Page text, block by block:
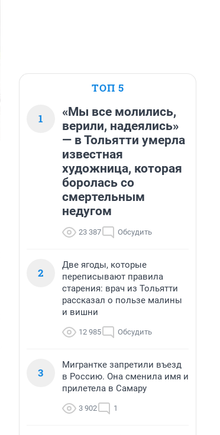
ТОП 5
1
«Мы все молились,
верили, надеялись»
— в Тольятти умерла
известная
художница, которая
боролась со
смертельным
недугом
23 387 Обсудить
2
Две ягоды, которые
переписывают правила
старения: врач из Тольятти
рассказал о пользе малины
и вишни
12 985 Обсудить
3
Мигрантке запретили въезд
в Россию. Она сменила имя и
прилетела в Самару
3 902 1